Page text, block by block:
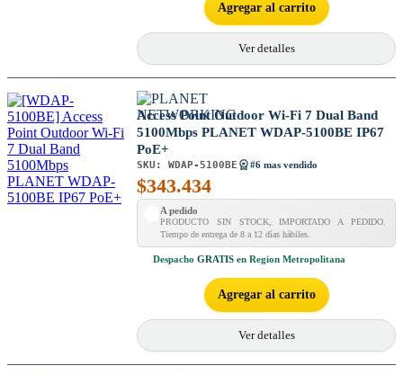
Agregar al carrito
Ver detalles
Access Point Outdoor Wi-Fi 7 Dual Band
5100Mbps PLANET WDAP-5100BE IP67
PoE+
SKU: WDAP-5100BE #6 mas vendido
$343.434
A pedido
PRODUCTO SIN STOCK, IMPORTADO A PEDIDO.
Tiempo de entrega de 8 a 12 días hábiles.
Despacho GRATIS en Region Metropolitana
Agregar al carrito
Ver detalles